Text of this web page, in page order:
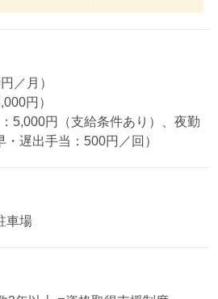
／月）
円）
5,000円（支給条件あり）、夜勤
遅出手当：500円／回）
車場